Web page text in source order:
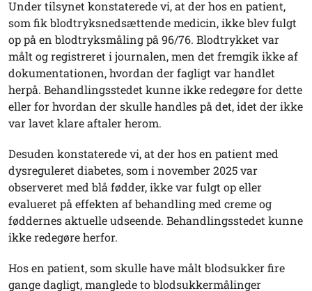
Under tilsynet konstaterede vi, at der hos en patient,
som fik blodtryksnedsættende medicin, ikke blev fulgt
op på en blodtryksmåling på 96/76. Blodtrykket var
målt og registreret i journalen, men det fremgik ikke af
dokumentationen, hvordan der fagligt var handlet
herpå. Behandlingsstedet kunne ikke redegøre for dette
eller for hvordan der skulle handles på det, idet der ikke
var lavet klare aftaler herom.
Desuden konstaterede vi, at der hos en patient med
dysreguleret diabetes, som i november 2025 var
observeret med blå fødder, ikke var fulgt op eller
evalueret på effekten af behandling med creme og
føddernes aktuelle udseende. Behandlingsstedet kunne
ikke redegøre herfor.
Hos en patient, som skulle have målt blodsukker fire
gange dagligt, manglede to blodsukkermålinger